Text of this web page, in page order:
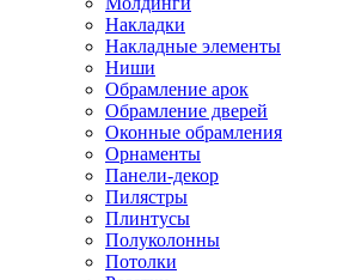
Накладки
Накладные элементы
Ниши
Обрамление арок
Обрамление дверей
Оконные обрамления
Орнаменты
Панели-декор
Пилястры
Плинтусы
Полуколонны
Потолки